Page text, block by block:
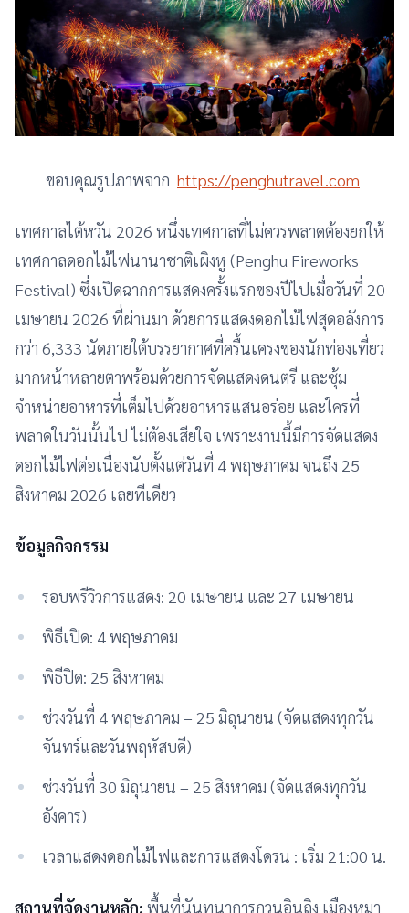
ขอบคุณรูปภาพจาก https://penghutravel.com
เทศกาลไต้หวัน 2026 หนึ่งเทศกาลที่ไม่ควรพลาดต้องยกให้
เทศกาลดอกไม้ไฟนานาชาติเผิงหู (Penghu Fireworks
Festival) ซึ่งเปิดฉากการแสดงครั้งแรกของปีไปเมื่อวันที่ 20
เมษายน 2026 ที่ผ่านมา ด้วยการแสดงดอกไม้ไฟสุดอลังการ
กว่า 6,333 นัดภายใต้บรรยากาศที่ครื้นเครงของนักท่องเที่ยว
มากหน้าหลายตาพร้อมด้วยการจัดแสดงดนตรี และซุ้ม
จำหน่ายอาหารที่เต็มไปด้วยอาหารแสนอร่อย และใครที่
พลาดในวันนั้นไป ไม่ต้องเสียใจ เพราะงานนี้มีการจัดแสดง
ดอกไม้ไฟต่อเนื่องนับตั้งแต่วันที่ 4 พฤษภาคม จนถึง 25
สิงหาคม 2026 เลยทีเดียว
ข้อมูลกิจกรรม
รอบพรีวิวการแสดง: 20 เมษายน และ 27 เมษายน
พิธีเปิด: 4 พฤษภาคม
พิธีปิด: 25 สิงหาคม
ช่วงวันที่ 4 พฤษภาคม – 25 มิถุนายน (จัดแสดงทุกวัน
จันทร์และวันพฤหัสบดี)
ช่วงวันที่ 30 มิถุนายน – 25 สิงหาคม (จัดแสดงทุกวัน
อังคาร)
เวลาแสดงดอกไม้ไฟและการแสดงโดรน : เริ่ม 21:00 น.
สถานที่จัดงานหลัก: พื้นที่นันทนาการกวนอินถิง เมืองหมา